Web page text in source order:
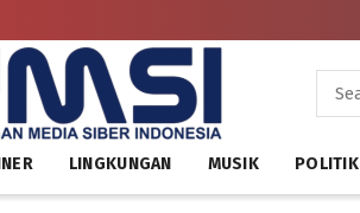
LINGKUNGAN MUSIK POLITIK